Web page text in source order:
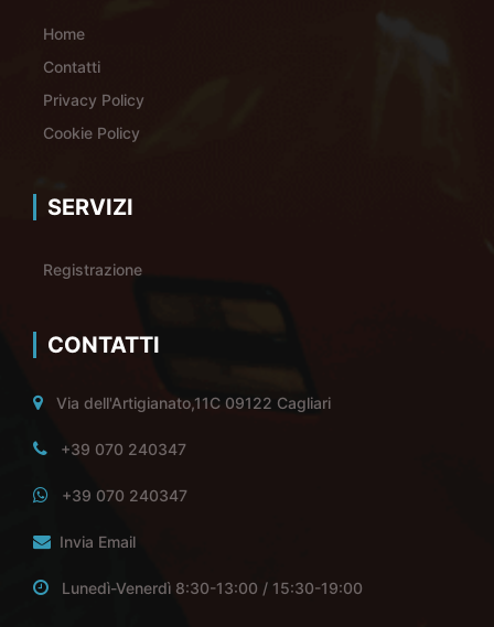
Home
Contatti
Privacy Policy
Cookie Policy
SERVIZI
Registrazione
CONTATTI
Via dell'Artigianato,11C 09122 Cagliari
+39 070 240347
+39 070 240347
Invia Email
Lunedì-Venerdì 8:30-13:00 / 15:30-19:00